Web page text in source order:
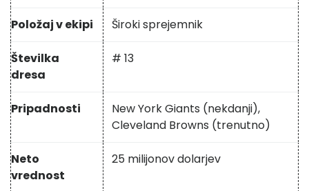
Položaj v ekipi Široki sprejemnik
Številka
dresa
# 13
Pripadnosti
New York Giants (nekdanji),
Cleveland Browns (trenutno)
Neto
vrednost
25 milijonov dolarjev